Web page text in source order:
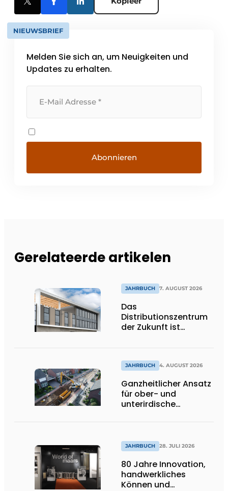
NIEUWSBRIEF
Melden Sie sich an, um Neuigkeiten und
Updates zu erhalten.
Gerelateerde artikelen
JAHRBUCH 7. AUGUST 2026
Das
Distributionszentrum
der Zukunft ist
lässt Tageslicht tief
ins Innere strömen
JAHRBUCH 4. AUGUST 2026
Ganzheitlicher Ansatz
für ober- und
unterirdische
JAHRBUCH 28. JULI 2026
80 Jahre Innovation,
handwerkliches
Können und